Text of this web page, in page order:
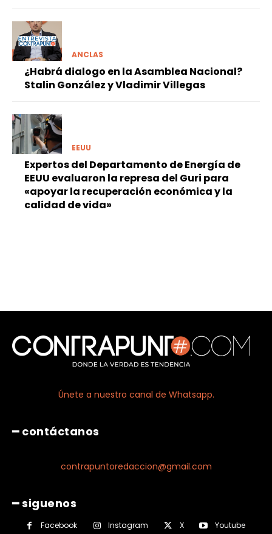
ANCLAS
¿Habrá dialogo en la Asamblea Nacional?
Stalin González y Vladimir Villegas
EEUU
Expertos del Departamento de Energía de
EEUU evaluaron la represa del Guri para
«apoyar la recuperación económica y la
calidad de vida»
Únete a nuestro canal de Whatsapp.
━ contáctanos
contrapuntoredaccion@gmail.com
━ siguenos
Facebook Instagram X Youtube